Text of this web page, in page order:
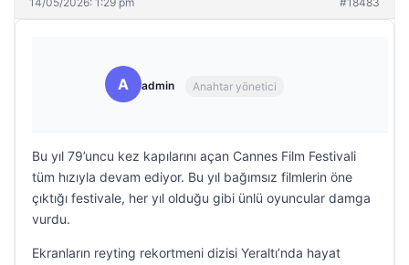
A admin Anahtar yönetici
Bu yıl 79’uncu kez kapılarını açan Cannes Film Festivali
tüm hızıyla devam ediyor. Bu yıl bağımsız filmlerin öne
çıktığı festivale, her yıl olduğu gibi ünlü oyuncular damga
vurdu.
Ekranların reyting rekortmeni dizisi Yeraltı’nda hayat